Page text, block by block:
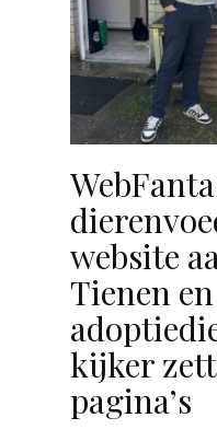
website
Tienen
kijker
pagina’s